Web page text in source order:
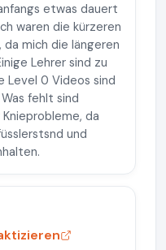
etwas dauert
waren die kürzeren
mich die längeren
Lehrer sind zu
Level 0 Videos sind
fehlt sind
da
und